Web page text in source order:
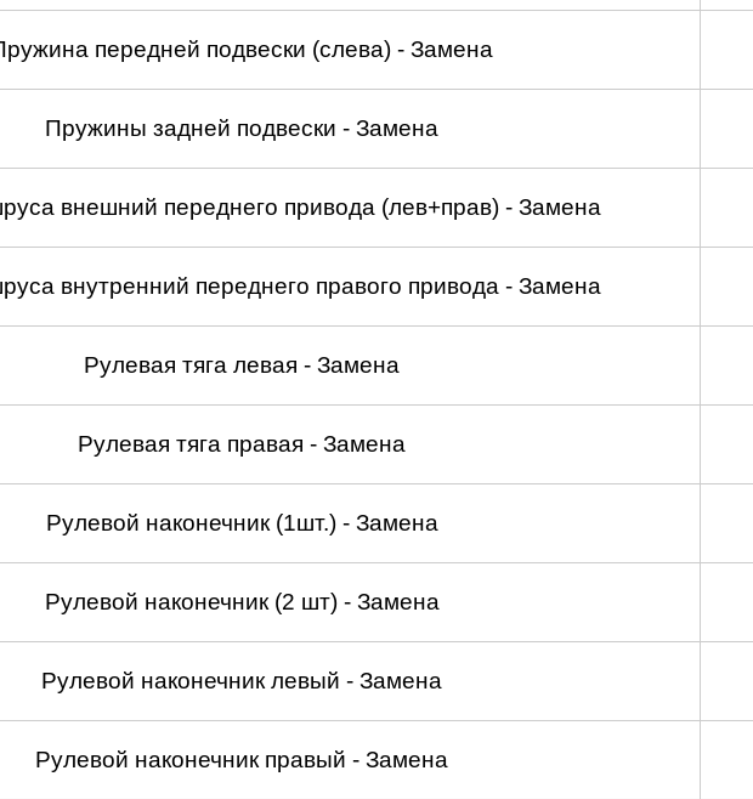
передней подвески (слева) - Замена
Пружины задней подвески - Замена
внешний переднего привода (лев+прав) - Замена
внутренний переднего правого привода - Замена
Рулевая тяга левая - Замена
Рулевая тяга правая - Замена
Рулевой наконечник (1шт.) - Замена
Рулевой наконечник (2 шт) - Замена
Рулевой наконечник левый - Замена
Рулевой наконечник правый - Замена